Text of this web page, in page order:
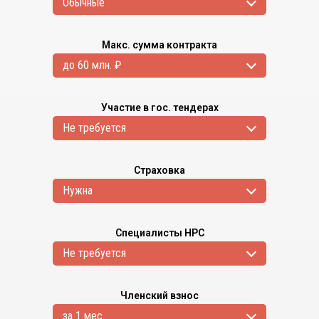
Макс. сумма контракта
до 60 млн. ₽
Участие в гос. тендерах
Не требуется
Страховка
Нужна
Специалисты НРС
Не требуется
Членский взнос
за 1 мес.